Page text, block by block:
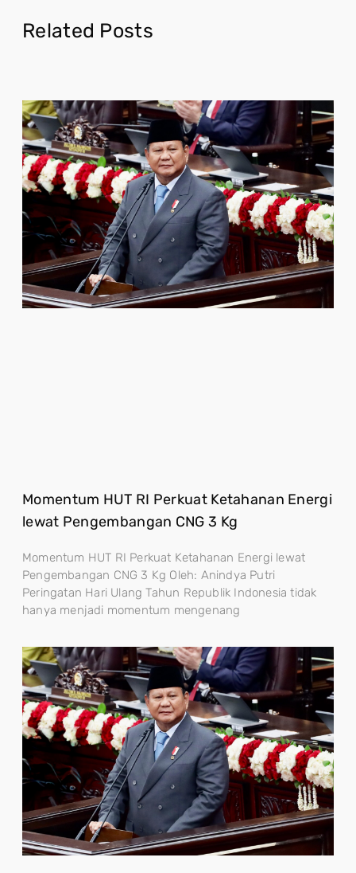
Related Posts
Momentum HUT RI Perkuat Ketahanan Energi
lewat Pengembangan CNG 3 Kg
Momentum HUT RI Perkuat Ketahanan Energi lewat
Pengembangan CNG 3 Kg Oleh: Anindya Putri
Peringatan Hari Ulang Tahun Republik Indonesia tidak
hanya menjadi momentum mengenang